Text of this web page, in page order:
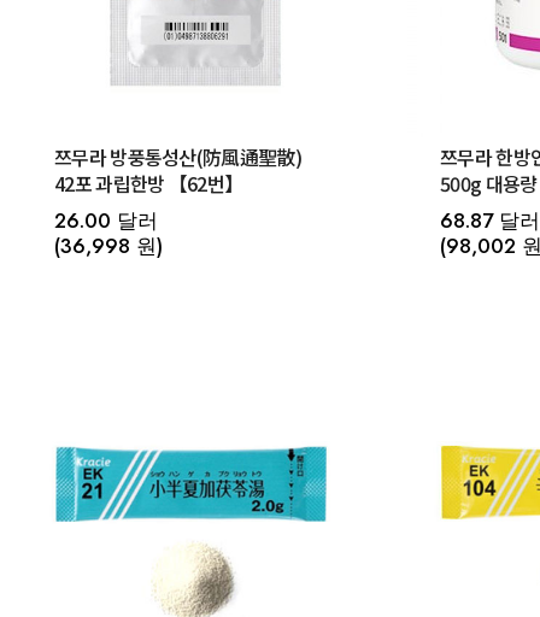
쯔무라 방풍통성산(防風通聖散)
42포 과립한방 【62번】
26.00 달러
(36,998 원)
쯔무라 한방
500g 대용
68.87 달러
(98,002